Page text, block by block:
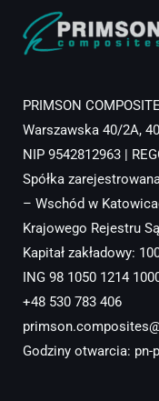
PRIMSON
Warszawska 40/2A,
NIP 9542812963 |
Spółka
– Wschód w
Krajowego Rejestru
Kapitał zakładowy:
ING 98 1050 1214
+48 530 783 406
Godziny otwarcia: pn-